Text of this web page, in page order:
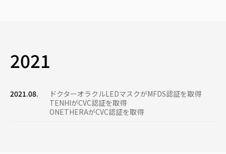
2021
2021.08.
ドクターオラクルLEDマスクがMFDS認証を取得
TENHIがCVC認証を取得
ONETHERAがCVC認証を取得